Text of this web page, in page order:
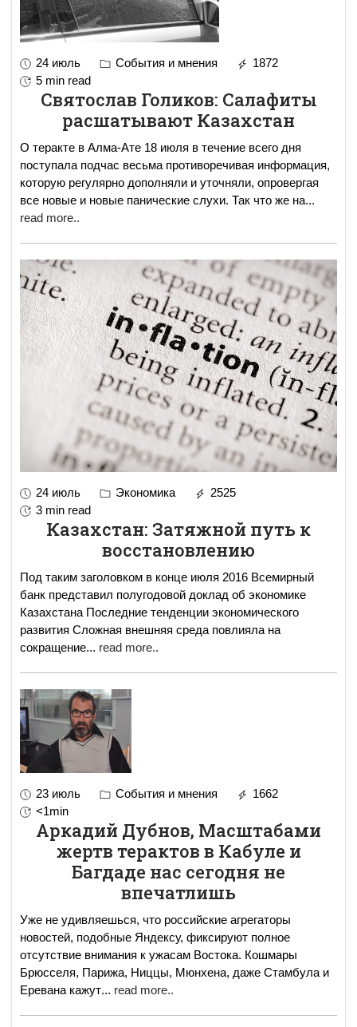
24 июль События и мнения
1872
5 min read
Святослав Голиков: Салафиты
расшатывают Казахстан
О теракте в Алма-Ате 18 июля в течение всего дня
поступала подчас весьма противоречивая информация,
которую регулярно дополняли и уточняли, опровергая
все новые и новые панические слухи. Так что же на...
read more..
24 июль Экономика
2525
3 min read
Казахстан: Затяжной путь к
восстановлению
Под таким заголовком в конце июля 2016 Всемирный
банк представил полугодовой доклад об экономике
Казахстана Последние тенденции экономического
развития Сложная внешняя среда повлияла на
сокращение... read more..
23 июль События и мнения
1662
<1min
Аркадий Дубнов, Масштабами
жертв терактов в Кабуле и
Багдаде нас сегодня не
впечатлишь
Уже не удивляешься, что российские агрегаторы
новостей, подобные Яндексу, фиксируют полное
отсутствие внимания к ужасам Востока. Кошмары
Брюсселя, Парижа, Ниццы, Мюнхена, даже Стамбула и
Еревана кажут... read more..